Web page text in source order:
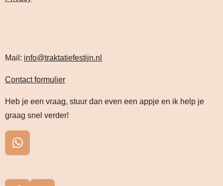
Mail: info@traktatiefestijn.nl
Contact formulier
Heb je een vraag, stuur dan even een appje en ik help je
graag snel verder!
W
t